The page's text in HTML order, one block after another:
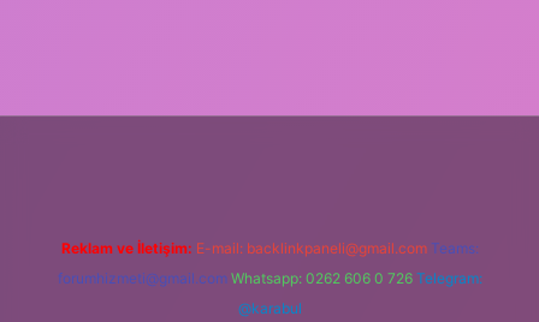
Reklam ve İletişim: E-mail: backlinkpaneli@gmail.com Teams:
forumhizmeti@gmail.com Whatsapp: 0262 606 0 726 Telegram:
@karabul